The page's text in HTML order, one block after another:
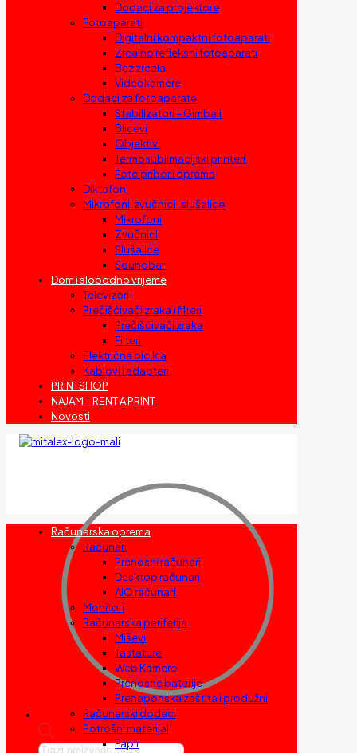
Dodaci za projektore
Fotoaparati
Digitalni kompaktni fotoaparati
Zrcalno refleksni fotoaparati
Bez zrcala
Videokamere
Dodaci za fotoaparate
Stabilizatori – Gimbali
Blicevi
Objektivi
Termosublimacijski printeri
Foto pribor i oprema
Diktafoni
Mikrofoni, zvučnici i slušalice
Mikrofoni
Zvučnici
Slušalice
Soundbar
Dom i slobodno vrijeme
Televizori
Prečišćivači zraka i filteri
Prečišćivači zraka
Filteri
Električna bicikla
Kablovi i adapteri
PRINTSHOP
NAJAM – RENT A PRINT
Novosti
Products
Računarska oprema
Računari
Prenosni računari
Desktop računari
AIO računari
Monitori
Računarska periferija
Miševi
Tastature
Web Kamere
Prenosne baterije
Prenaponska zaštita i produžni
Računarski dodaci
Potrošni materijal
Papir